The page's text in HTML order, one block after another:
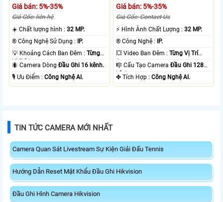
Giá bán: 5%-35%
Giá Gốc: liên hệ
☀️ Chất lượng hình :32 MP.
®️ Công Nghệ Sử Dụng :
IP.
💡 Khoảng Cách Ban Đêm :Từng
Vị Trí Camera .
🐜 Camera DòngĐầu Ghi 16 kênh.
️🎙 Ưu Điểm :Công Nghệ AI.
Giá bán: 5%-35%
Giá Gốc: Contact Us
️⚡ Hình Ành Chất Lượng :32 MP.
®️ Công Nghệ :
IP.
💥 Video Ban Đêm :Từng Vị Trí
Camera .
🎼️ Cấu Tạo CameraĐầu Ghi 128
kênh.
️✤ Tích Hợp :Công Nghệ AI.
TIN TỨC CAMERA MỚI NHẤT
Camera Quan Sát Livestream Sự Kiện Giải Đấu Tennis
Hướng Dẫn Reset Mật Khẩu Đầu Ghi Hikvision
Đầu Ghi Hình Camera Hikvision